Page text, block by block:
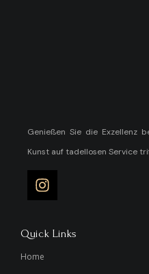
Genießen Sie die Exzellenz
Kunst auf tadellosen Service
Quick Links
Home